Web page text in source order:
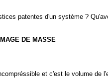
patentes d'un système ?
DE MASSE
et c'est le volume de